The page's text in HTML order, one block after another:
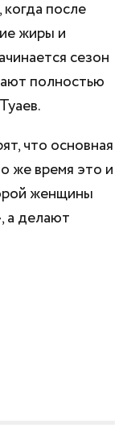
после
жиры и
сезон
полностью
что основная
же время это и
женщины
а делают